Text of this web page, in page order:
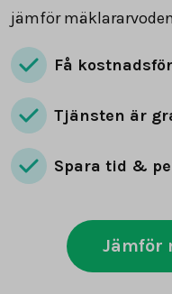
jämför
Få
Tjänsten är
Spara tid &
Jämför